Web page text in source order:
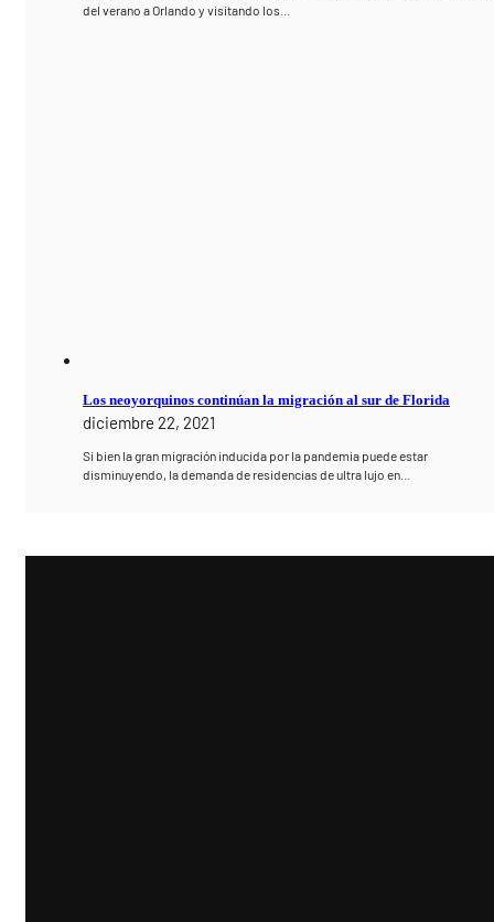
del verano a Orlando y visitando los…
Los neoyorquinos continúan la migración al sur de Florida
diciembre 22, 2021
Si bien la gran migración inducida por la pandemia puede estar
disminuyendo, la demanda de residencias de ultra lujo en…